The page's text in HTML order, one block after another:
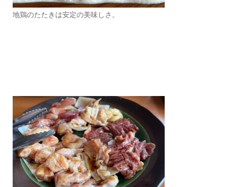
地鶏のたたきは安定の美味しさ。